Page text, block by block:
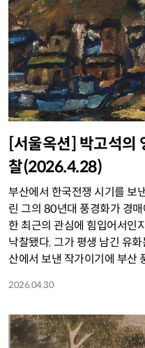
[서울옥션] 박고석의
찰(2026.4.28)
부산에서 한국전쟁 시기를 보
린 그의 80년대 풍경화가 경
한 최근의 관심에 힘입어서인
낙찰됐다. 그가 평생 남긴 유
산에서 보낸 작가이기에 부산
2026.04.30